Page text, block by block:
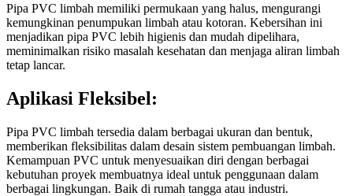
Pipa PVC limbah memiliki permukaan yang halus, mengurangi
kemungkinan penumpukan limbah atau kotoran. Kebersihan ini
menjadikan pipa PVC lebih higienis dan mudah dipelihara,
meminimalkan risiko masalah kesehatan dan menjaga aliran limbah
tetap lancar.
Aplikasi Fleksibel:
Pipa PVC limbah tersedia dalam berbagai ukuran dan bentuk,
memberikan fleksibilitas dalam desain sistem pembuangan limbah.
Kemampuan PVC untuk menyesuaikan diri dengan berbagai
kebutuhan proyek membuatnya ideal untuk penggunaan dalam
berbagai lingkungan. Baik di rumah tangga atau industri.